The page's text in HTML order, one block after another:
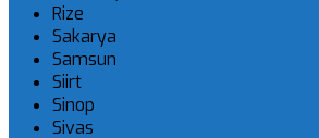
Rize
Sakarya
Samsun
Siirt
Sinop
Sivas